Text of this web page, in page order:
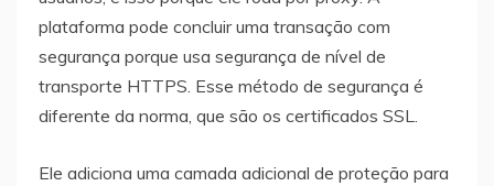
plataforma pode concluir uma transação com
segurança porque usa segurança de nível de
transporte HTTPS. Esse método de segurança é
diferente da norma, que são os certificados SSL.
Ele adiciona uma camada adicional de proteção para